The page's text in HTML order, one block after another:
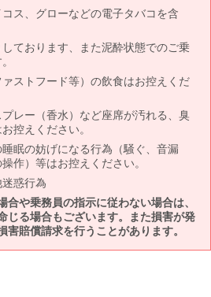
ス、グローなどの電子タバコを含
ております、また泥酔状態でのご乗
ストフード等）の飲食はお控えくだ
レー（香水）など座席が汚れる、臭
控えください。
眠の妨げになる行為（騒ぐ、音漏
作）等はお控えください。
惑行為
合や乗務員の指示に従わない場合は、
じる場合もございます。また損害が発
害賠償請求を行うことがあります。